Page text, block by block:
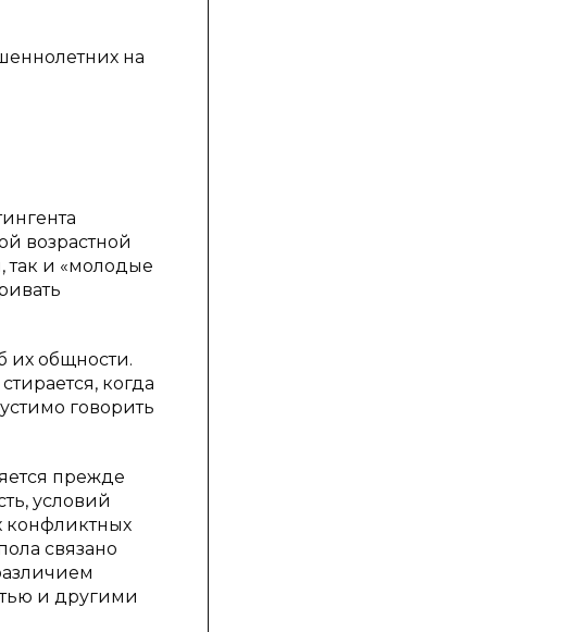
на
возрастной
так и «молодые
их общности.
когда
говорить
прежде
условий
конфликтных
связано
и другими